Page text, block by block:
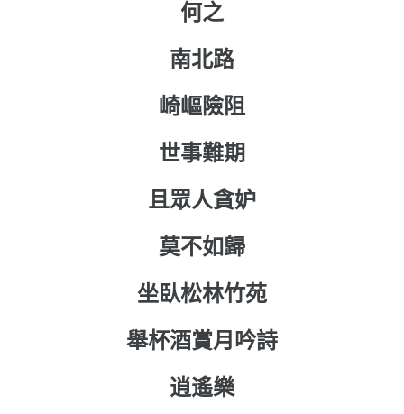
何之
南北路
崎嶇險阻
世事難期
且眾人貪妒
莫不如歸
坐臥松林竹苑
舉杯酒賞月吟詩
逍遙樂